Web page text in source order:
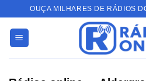
content
OUÇA MILHARES DE RÁDIOS